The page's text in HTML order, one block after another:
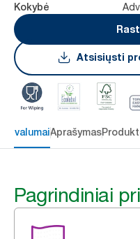
Kokybė
Atsisiųsti
Aprašymas
Pagrindiniai